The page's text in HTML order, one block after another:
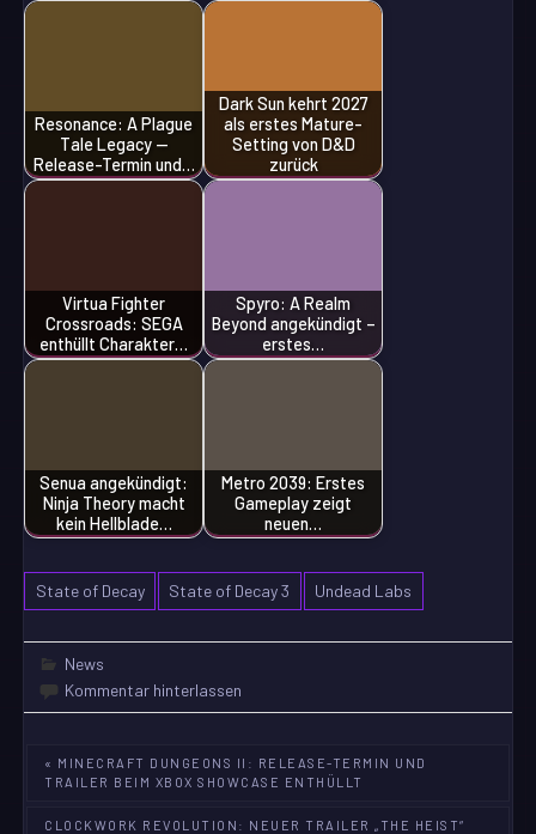
Resonance: A Plague
Tale Legacy —
Release-Termin und…
Dark Sun kehrt 2027
als erstes Mature-
Setting von D&D
zurück
Virtua Fighter
Crossroads: SEGA
enthüllt Charakter…
Spyro: A Realm
Beyond angekündigt –
erstes…
Senua angekündigt:
Ninja Theory macht
kein Hellblade…
Metro 2039: Erstes
Gameplay zeigt
neuen…
State of Decay State of Decay 3 Undead Labs
News
Kommentar hinterlassen
Beitragsnavigation
« MINECRAFT DUNGEONS II: RELEASE-TERMIN UND
TRAILER BEIM XBOX SHOWCASE ENTHÜLLT
CLOCKWORK REVOLUTION: NEUER TRAILER „THE HEIST“